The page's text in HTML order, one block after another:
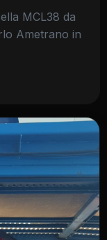
MCL38 da
Ametrano in